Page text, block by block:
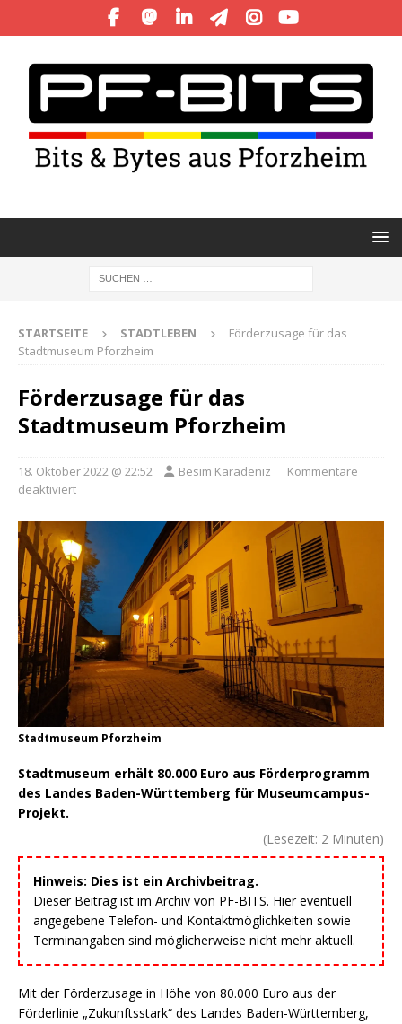
STARTSEITE STADTLEBEN
Förderzusage für das
Stadtmuseum Pforzheim
Förderzusage für das
Stadtmuseum Pforzheim
18. Oktober 2022 @ 22:52 Besim Karadeniz
Kommentare
deaktiviert
Stadtmuseum Pforzheim
Stadtmuseum erhält 80.000 Euro aus Förderprogramm
des Landes Baden-Württemberg für Museumcampus-
Projekt.
(Lesezeit: 2 Minuten)
Hinweis: Dies ist ein Archivbeitrag.
Dieser Beitrag ist im Archiv von PF-BITS. Hier eventuell
angegebene Telefon- und Kontaktmöglichkeiten sowie
Terminangaben sind möglicherweise nicht mehr aktuell.
Mit der Förderzusage in Höhe von 80.000 Euro aus der
Förderlinie „Zukunftsstark“ des Landes Baden-Württemberg,